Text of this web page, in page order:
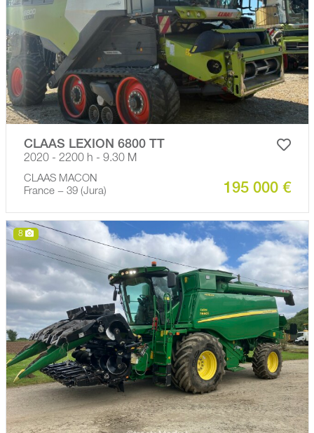
CLAAS LEXION 6800 TT
2020 - 2200 h - 9.30 M
CLAAS MACON
France − 39 (Jura)
195 000 €
8